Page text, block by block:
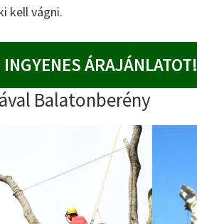
kell vágni.
ÁRAJÁNLATOT!
Balatonberény